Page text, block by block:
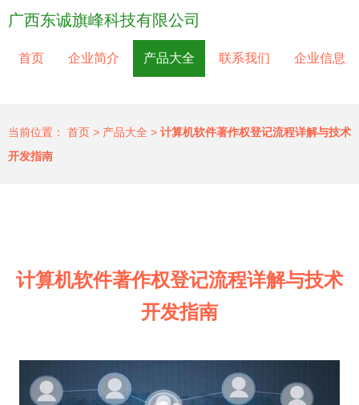
广西东诚旗峰科技有限公司
首页 企业简介 产品大全 联系我们 企业信息
当前位置： 首页 > 产品大全 > 计算机软件著作权登记流程详解与技术
开发指南
计算机软件著作权登记流程详解与技术
开发指南